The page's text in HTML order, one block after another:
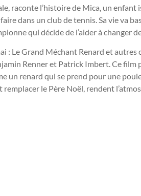
raconte l’histoire de Mica, un enfant
dans un club de tennis. Sa vie va
qui décide de l’aider à changer
: Le Grand Méchant Renard et
Renner et Patrick Imbert. Ce film
un renard qui se prend pour une
remplacer le Père Noël, rendent